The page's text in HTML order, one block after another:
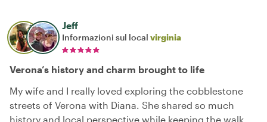
Jeff
Informazioni sul local virginia
Verona’s history and charm brought to life
My wife and I really loved exploring the cobblestone
streets of Verona with Diana. She shared so much
history and local perspective while keeping the walk